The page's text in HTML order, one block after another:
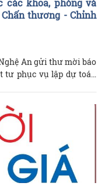
các khoa, phòng và
thương - Chỉnh
An gửi thư mời báo
tư phục vụ lập dự toán